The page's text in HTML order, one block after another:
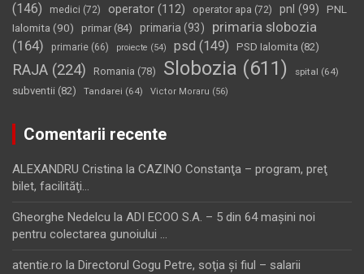
(146)
medici (72) operator (112) operator apa (72) pnl (99)
PNL
Ialomita (90) primar(84) primaria (93)
primaria slobozia
(164)
primarie (66) proiecte (54) psd (149) PSD Ialomita (82)
RAJA (224) Romania (78) Slobozia (611) spital (64)
subventii (82) Tandarei (64) Victor Moraru (56)
Comentarii recente
ALEXANDRU Cristina la CAZINO Constanţa – program, preţ
bilet, facilităţi…
Gheorghe Nedelcu la ADI ECOO S.A. – 5 din 64 maşini noi
pentru colectarea gunoiului …
atentie.ro la Directorul Gogu Petre, soţia şi fiul – salarii